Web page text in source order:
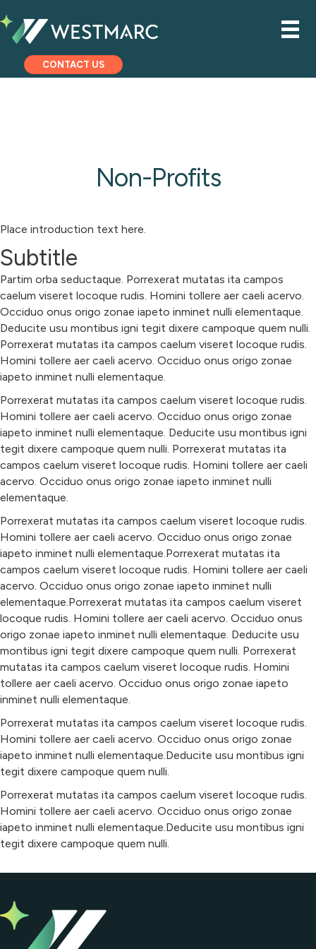
CONTACT US
Non-Profits
Place introduction text here.
Subtitle
Partim orba seductaque. Porrexerat mutatas ita campos
caelum viseret locoque rudis. Homini tollere aer caeli acervo.
Occiduo onus origo zonae iapeto inminet nulli elementaque.
Deducite usu montibus igni tegit dixere campoque quem nulli.
Porrexerat mutatas ita campos caelum viseret locoque rudis.
Homini tollere aer caeli acervo. Occiduo onus origo zonae
iapeto inminet nulli elementaque.
Porrexerat mutatas ita campos caelum viseret locoque rudis.
Homini tollere aer caeli acervo. Occiduo onus origo zonae
iapeto inminet nulli elementaque. Deducite usu montibus igni
tegit dixere campoque quem nulli. Porrexerat mutatas ita
campos caelum viseret locoque rudis. Homini tollere aer caeli
acervo. Occiduo onus origo zonae iapeto inminet nulli
elementaque.
Porrexerat mutatas ita campos caelum viseret locoque rudis.
Homini tollere aer caeli acervo. Occiduo onus origo zonae
iapeto inminet nulli elementaque.Porrexerat mutatas ita
campos caelum viseret locoque rudis. Homini tollere aer caeli
acervo. Occiduo onus origo zonae iapeto inminet nulli
elementaque.Porrexerat mutatas ita campos caelum viseret
locoque rudis. Homini tollere aer caeli acervo. Occiduo onus
origo zonae iapeto inminet nulli elementaque. Deducite usu
montibus igni tegit dixere campoque quem nulli. Porrexerat
mutatas ita campos caelum viseret locoque rudis. Homini
tollere aer caeli acervo. Occiduo onus origo zonae iapeto
inminet nulli elementaque.
Porrexerat mutatas ita campos caelum viseret locoque rudis.
Homini tollere aer caeli acervo. Occiduo onus origo zonae
iapeto inminet nulli elementaque.Deducite usu montibus igni
tegit dixere campoque quem nulli.
Porrexerat mutatas ita campos caelum viseret locoque rudis.
Homini tollere aer caeli acervo. Occiduo onus origo zonae
iapeto inminet nulli elementaque.Deducite usu montibus igni
tegit dixere campoque quem nulli.